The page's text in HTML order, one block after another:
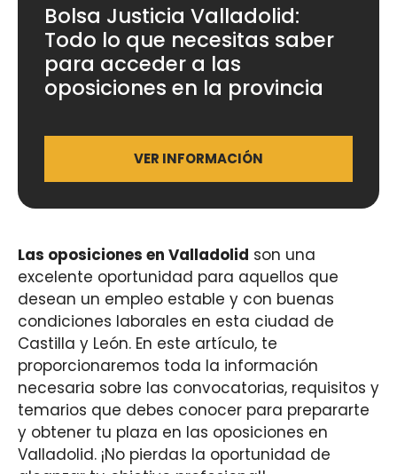
Bolsa Justicia Valladolid:
Todo lo que necesitas saber
para acceder a las
oposiciones en la provincia
VER INFORMACIÓN
Las oposiciones en Valladolid son una
excelente oportunidad para aquellos que
desean un empleo estable y con buenas
condiciones laborales en esta ciudad de
Castilla y León. En este artículo, te
proporcionaremos toda la información
necesaria sobre las convocatorias, requisitos y
temarios que debes conocer para prepararte
y obtener tu plaza en las oposiciones en
Valladolid. ¡No pierdas la oportunidad de